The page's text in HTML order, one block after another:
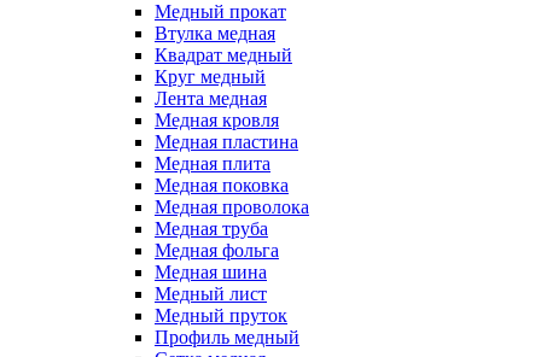
Медный прокат
Втулка медная
Квадрат медный
Круг медный
Лента медная
Медная кровля
Медная пластина
Медная плита
Медная поковка
Медная проволока
Медная труба
Медная фольга
Медная шина
Медный лист
Медный пруток
Профиль медный